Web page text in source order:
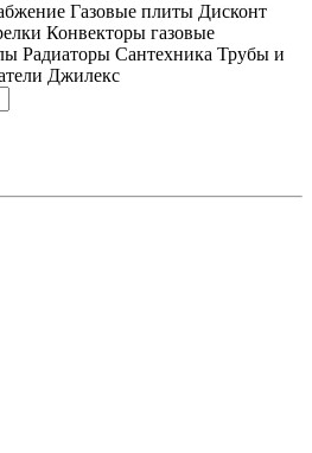
Газовые плиты Дисконт
Конвекторы газовые
Радиаторы Сантехника Трубы и
Джилекс